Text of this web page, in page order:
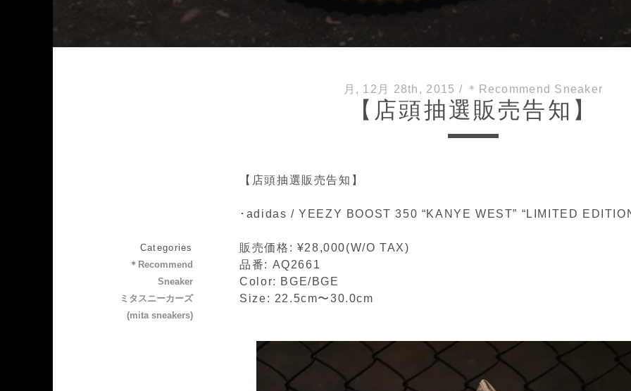
月, 12月 28th, 2015 / ＊Recommend Sneaker
【店頭抽選販売告知】
【店頭抽選販売告知】
･adidas / YEEZY BOOST 350 “KANYE WEST” “LIMITED
販売価格: ¥28,000(W/O TAX)
品番: AQ2661
Color: BGE/BGE
Size: 22.5cm〜30.0cm
Categories
＊Recommend
Sneaker
ミタスニーカーズ
(mita sneakers)